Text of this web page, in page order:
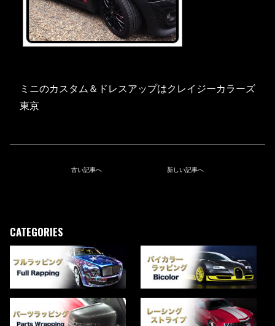
ミニのカスタム＆ドレスアップはクレイジーカラーズ
東京
古い記事へ 新しい記事へ
CATEGORIES